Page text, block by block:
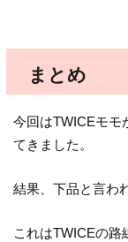
まとめ
今回はTWICEモモ
てきました。
結果、下品と言わ
これはTWICEの路